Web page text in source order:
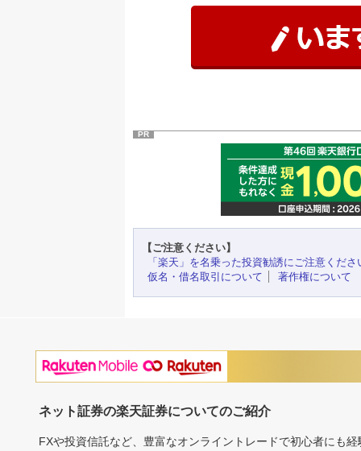
PR
【ご注意ください】
「楽天」を名乗った投資勧誘にご注意くださ
仮名・借名取引について
著作権について
ネット証券の楽天証券についてのご紹介
FXや投資信託など、豊富なオンライントレードで初心者にも